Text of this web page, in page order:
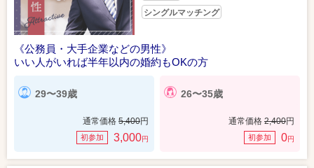
シングルマッチング
《公務員・大手企業などの男性》
いい人がいれば半年以内の婚約もOKの方
29〜39歳
通常価格 5,400円
初参加 3,000円
26〜35歳
通常価格 2,400円
初参加 0円